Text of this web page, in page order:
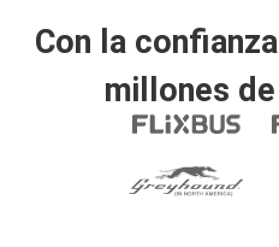
Con la
millones